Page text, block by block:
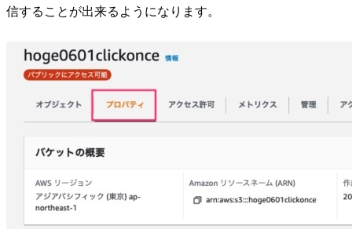
信することが出来るようになります。